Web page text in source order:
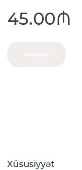
45.00₼
Xüsusiyyət